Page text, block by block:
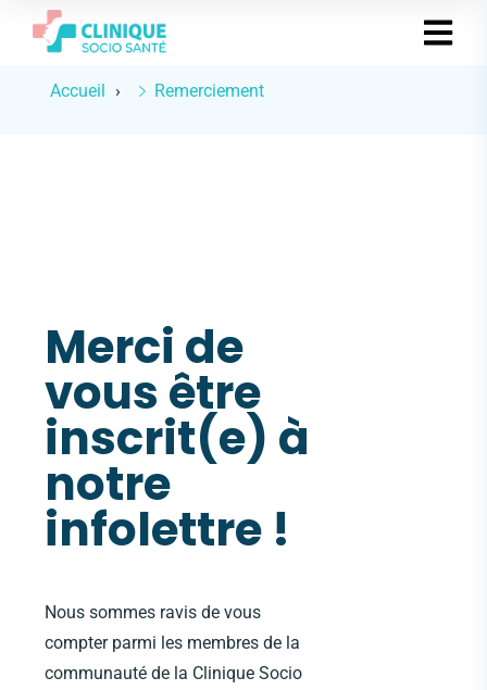
Accueil Remerciement
Merci de
vous être
inscrit(e) à
notre
infolettre !
Nous sommes ravis de vous
compter parmi les membres de la
communauté de la Clinique Socio